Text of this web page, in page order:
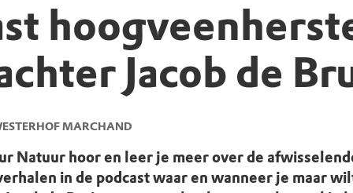
Jacob de
MARCHAND
Natuur hoor en leer je meer over de
in de podcast waar en wanneer je maar